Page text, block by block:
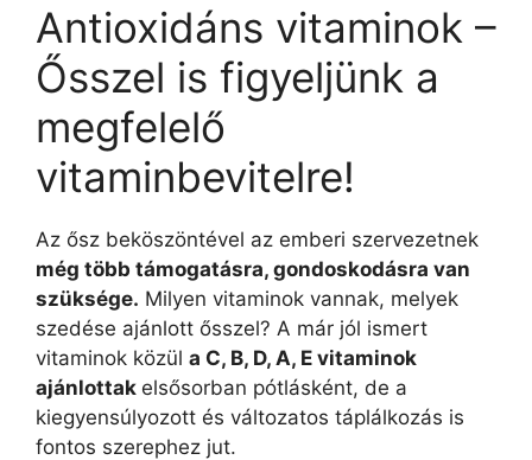
Antioxidáns vitaminok –
Ősszel is figyeljünk a
megfelelő
vitaminbevitelre!
Az ősz beköszöntével az emberi szervezetnek
még több támogatásra, gondoskodásra van
szüksége. Milyen vitaminok vannak, melyek
szedése ajánlott ősszel? A már jól ismert
vitaminok közül a C, B, D, A, E vitaminok
ajánlottak elsősorban pótlásként, de a
kiegyensúlyozott és változatos táplálkozás is
fontos szerephez jut.